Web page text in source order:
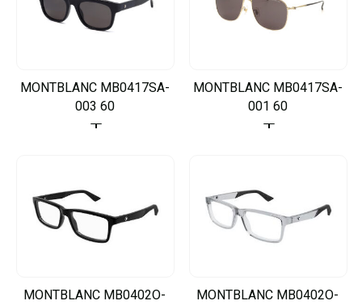
MONTBLANC MB0417SA-
003 60
MONTBLANC MB0417SA-
001 60
MONTBLANC MB0402O-
MONTBLANC MB0402O-